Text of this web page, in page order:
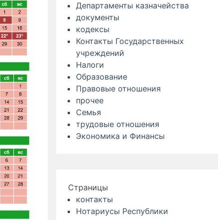
Департаменты казначейства
документы
кодексы
Контакты Государственных
учреждений
Налоги
Образование
Правовые отношения
прочее
Семья
трудовые отношения
Экономика и Финансы
Страницы
контакты
Нотариусы Республики